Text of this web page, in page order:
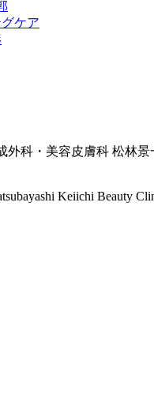
ケア
外科・美容皮膚科 松林景
Keiichi Beauty